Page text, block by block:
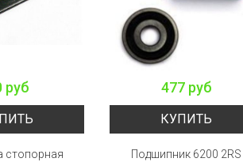
руб
стопорная
477 руб
КУПИТЬ
Подшипник 6200 2RS